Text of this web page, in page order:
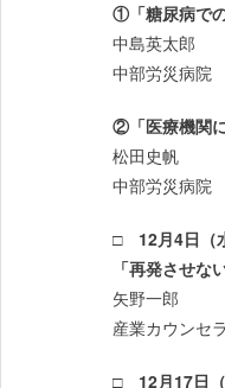
①「糖尿病で
中島英太郎
中部労災病院
②「医療機関
松田史帆
中部労災病院
□ 12月4日（
「再発させな
矢野一郎
産業カウンセ
□ 12月17日